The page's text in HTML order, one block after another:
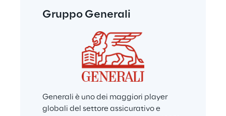
Gruppo Generali
Generali è uno dei maggiori player
globali del settore assicurativo e